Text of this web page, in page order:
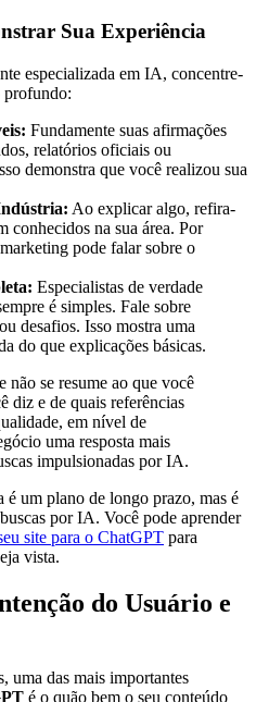
Sua Experiência
especializada em IA, concentre-
profundo:
Fundamente suas afirmações
relatórios oficiais ou
demonstra que você realizou sua
Ao explicar algo, refira-
conhecidos na sua área. Por
pode falar sobre o
Especialistas de verdade
é simples. Fale sobre
desafios. Isso mostra uma
do que explicações básicas.
não se resume ao que você
diz e de quais referências
em nível de
uma resposta mais
impulsionadas por IA.
um plano de longo prazo, mas é
por IA. Você pode aprender
site para o ChatGPT para
vista.
do Usuário e
uma das mais importantes
é o quão bem o seu conteúdo